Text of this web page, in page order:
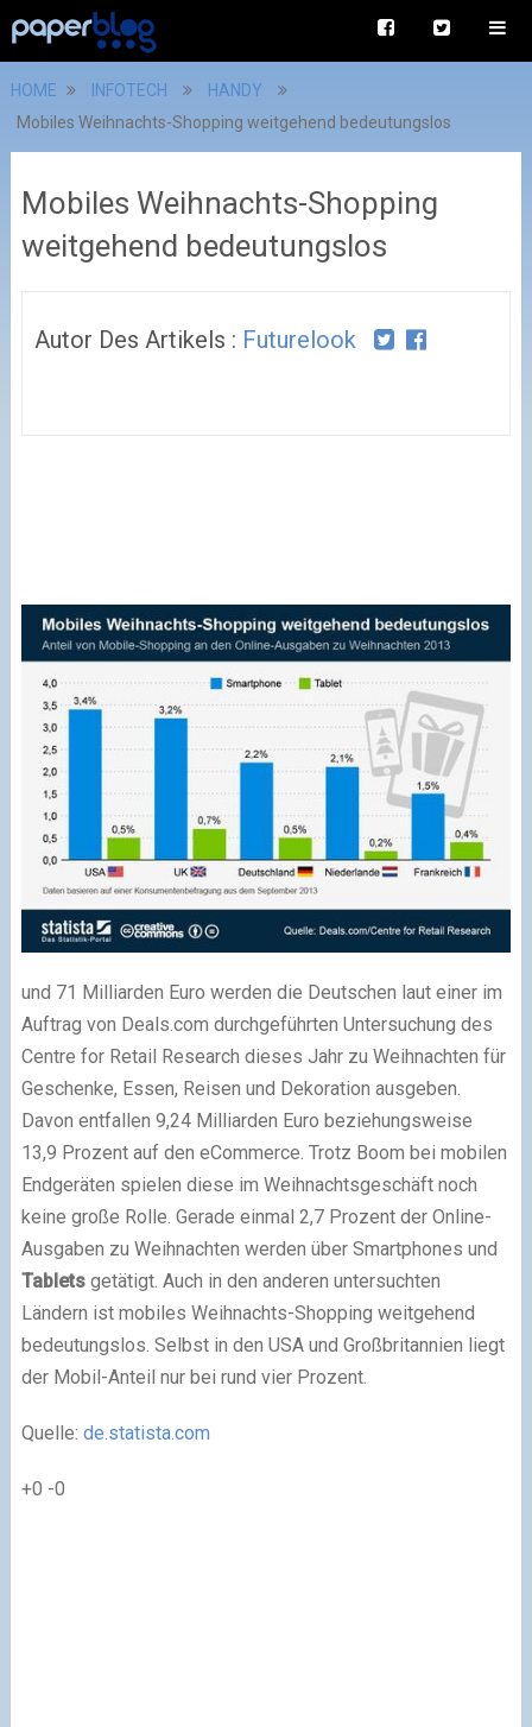
HOME INFOTECH
HANDY
Mobiles Weihnachts-Shopping weitgehend bedeutungslos
Mobiles Weihnachts-Shopping
weitgehend bedeutungslos
Autor Des Artikels : Futurelook
und 71 Milliarden Euro werden die Deutschen laut einer im
Auftrag von Deals.com durchgeführten Untersuchung des
Centre for Retail Research dieses Jahr zu Weihnachten für
Geschenke, Essen, Reisen und Dekoration ausgeben.
Davon entfallen 9,24 Milliarden Euro beziehungsweise
13,9 Prozent auf den eCommerce. Trotz Boom bei mobilen
Endgeräten spielen diese im Weihnachtsgeschäft noch
keine große Rolle. Gerade einmal 2,7 Prozent der Online-
Ausgaben zu Weihnachten werden über Smartphones und
Tabletsgetätigt. Auch in den anderen untersuchten
Ländern ist mobiles Weihnachts-Shopping weitgehend
bedeutungslos. Selbst in den USA und Großbritannien liegt
der Mobil-Anteil nur bei rund vier Prozent.
Quelle: de.statista.com
+0 -0